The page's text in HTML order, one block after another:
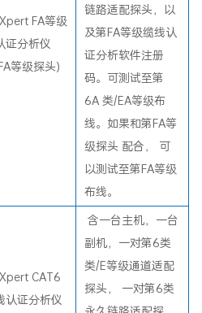
FA等级
证分析仪
等级探头)
链路适配探头，以
及第FA等级缆线认
证分析软件注册
码。可测试至第
6A 类/EA等级布
线。如果和第FA等
级探头 配合， 可
以测试至第FA等级
布线。
CAT6
认证分析仪
含一台主机，一台
副机，一对第6类
类/E等级通道适配
探头， 一对第6类